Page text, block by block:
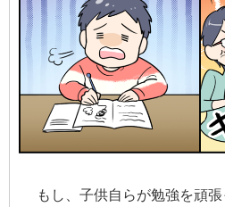
もし、子供自らが勉強を頑